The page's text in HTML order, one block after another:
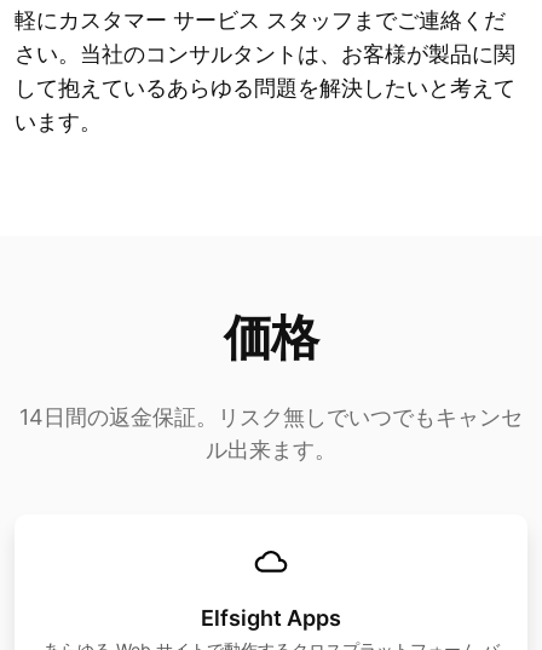
軽にカスタマー サービス スタッフまでご連絡くだ
さい。当社のコンサルタントは、お客様が製品に関
して抱えているあらゆる問題を解決したいと考えて
います。
価格
14日間の返金保証。リスク無しでいつでもキャンセ
ル出来ます。
Elfsight Apps